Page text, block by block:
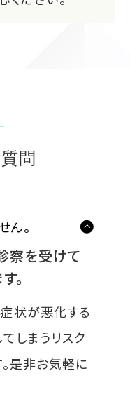
問
ん。
察を受けて
。
状が悪化する
しまうリスク
是非お気軽に